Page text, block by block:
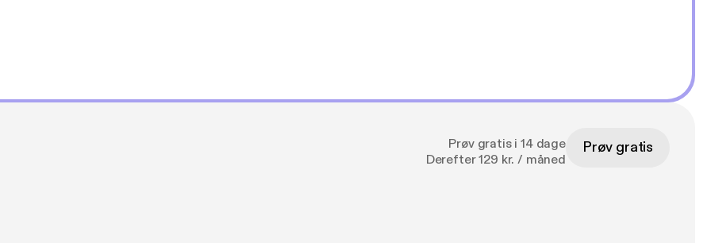
Prøv gratis i 14 dage
Derefter 129 kr. / måned
Prøv gratis